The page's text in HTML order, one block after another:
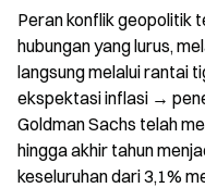
Peran konflik geopolitik
hubungan yang lurus,
langsung melalui rantai
ekspektasi inflasi →
Goldman Sachs telah
hingga akhir tahun
keseluruhan dari 3,1%